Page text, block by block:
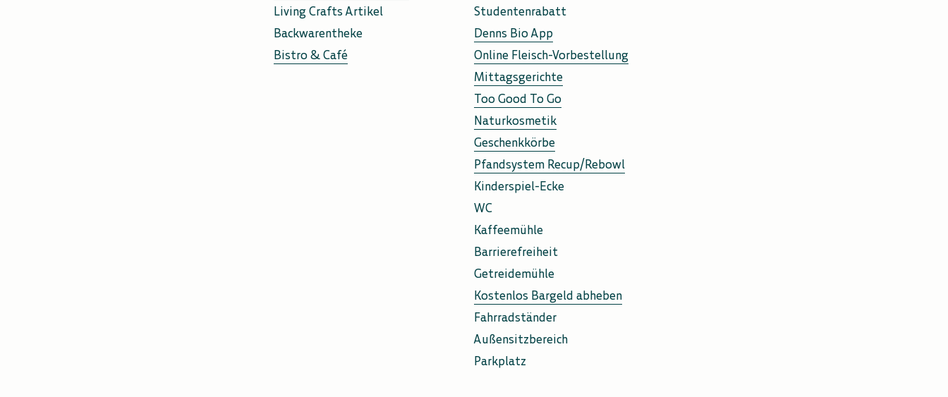
Living Crafts Artikel
Backwarentheke
Bistro & Café
Studentenrabatt
Denns Bio App
Online Fleisch-Vorbestellung
Mittagsgerichte
Too Good To Go
Naturkosmetik
Geschenkkörbe
Pfandsystem Recup/Rebowl
Kinderspiel-Ecke
WC
Kaffeemühle
Barrierefreiheit
Getreidemühle
Kostenlos Bargeld abheben
Fahrradständer
Außensitzbereich
Parkplatz